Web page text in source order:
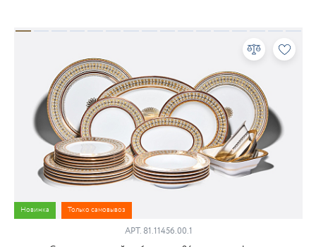
Новинка Только самовывоз
АРТ. 81.11456.00.1